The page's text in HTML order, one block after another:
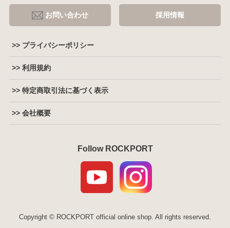
お問い合わせ 採用情報
>> プライバシーポリシー
>> 利用規約
>> 特定商取引法に基づく表示
>> 会社概要
Follow ROCKPORT
Copyright © ROCKPORT official online shop. All rights reserved.